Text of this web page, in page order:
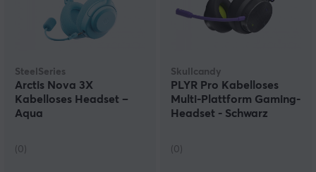
SteelSeries
Arctis Nova 3X
Kabelloses Headset –
Aqua
(0)
Skullcandy
PLYR Pro Kabelloses
Multi-Plattform Gaming-
Headset - Schwarz
(0)